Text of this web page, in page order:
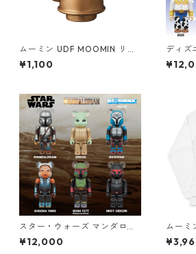
ムーミン UDF MOOMIN リト
ルミイ&薬缶 フィギュア
¥1,100
ディズ
リック
OY
スター・ウォーズ マンダロリ
アン ベアブリック BE@RBRIC
K CHASE THE MANDALORIA
¥12,000
ムーミ
イト
ズ